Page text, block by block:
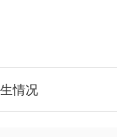
情况